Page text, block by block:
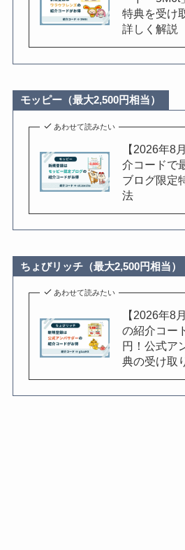
特典を受け
詳しく解説
モッピー（最大2,500円相当）
あわせて読みたい
【2026年8
介コードで
ブログ限定
法
ちょびリッチ（最大2,500円相当）
あわせて読みたい
【2026年8
の紹介コー
円！公式ア
典の受け取